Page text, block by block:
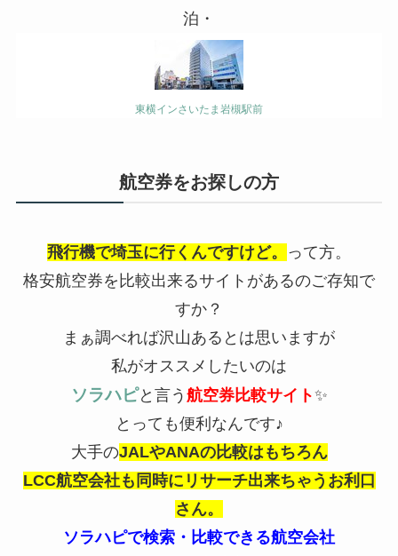
泊・
東横インさいたま岩槻駅前
航空券をお探しの方
飛行機で埼玉に行くんですけど。 って方。
格安航空券を比較出来るサイトがあるのご存知で
すか？
まぁ調べれば沢山あるとは思いますが
私がオススメしたいのは
ソラハピと言う 航空券比較サイト✨
とっても便利なんです♪︎
大手のJALやANAの比較はもちろん
LCC航空会社も同時にリサーチ出来ちゃうお利口
さん。
ソラハピで検索・比較できる航空会社